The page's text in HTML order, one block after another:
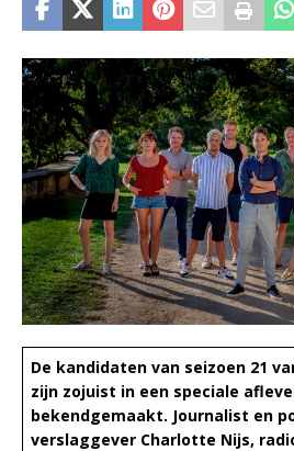
De kandidaten van seizoen 21
zijn zojuist in een speciale
bekendgemaakt. Journalist en
verslaggever Charlotte Nijs,